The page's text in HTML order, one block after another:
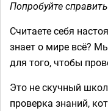
Попробуйте
Считаете себя
знает о мире всё?
для того, чтобы
Это не скучный
проверка знаний,